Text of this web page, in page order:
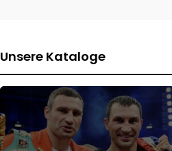
Unsere Kataloge